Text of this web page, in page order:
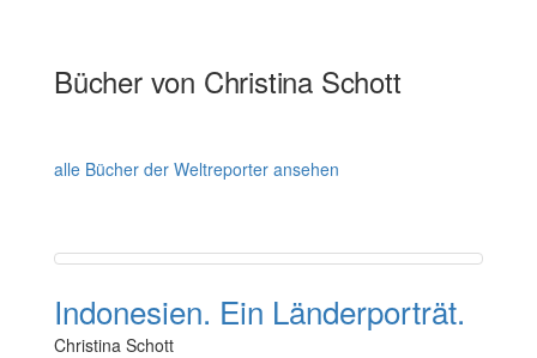
Bücher von Christina Schott
alle Bücher der Weltreporter ansehen
Indonesien. Ein Länderporträt.
Christina Schott